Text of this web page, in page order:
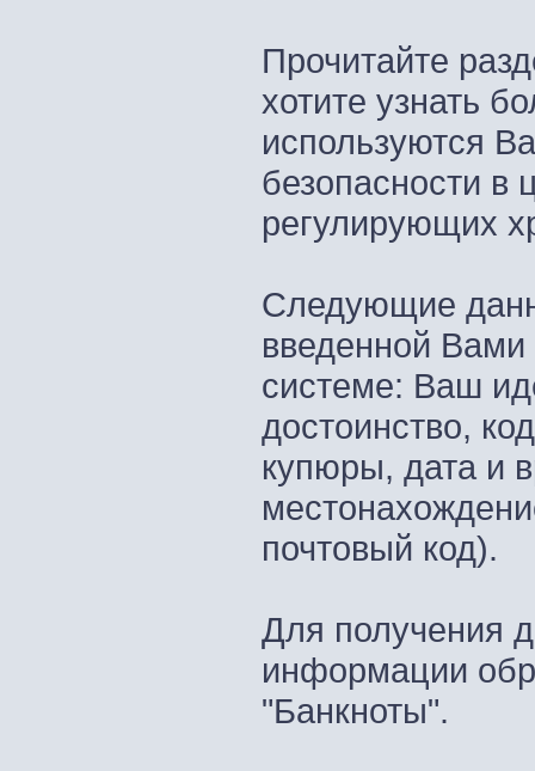
Прочитайте
хотите узнать
используются
безопасности в
регулирующих
Следующие
введенной
системе: Ваш
достоинство,
купюры, дата и
почтовый код).
Для получения
информации
"Банкноты".